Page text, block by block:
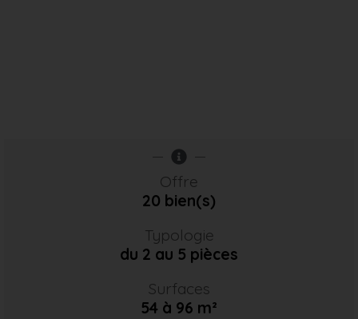
Offre
20 bien(s)
Typologie
du 2 au 5 pièces
Surfaces
54 à 96 m²